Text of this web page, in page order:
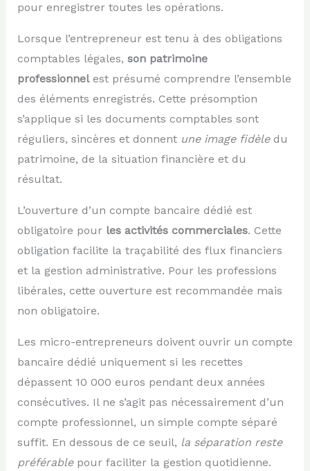
pour enregistrer toutes les opérations.
Lorsque l’entrepreneur est tenu à des obligations
comptables légales, son patrimoine
professionnelest présumé comprendre l’ensemble
des éléments enregistrés. Cette présomption
s’applique si les documents comptables sont
réguliers, sincères et donnent une image fidèledu
patrimoine, de la situation financière et du
résultat.
L’ouverture d’un compte bancaire dédié est
obligatoire pour les activités commerciales. Cette
obligation facilite la traçabilité des flux financiers
et la gestion administrative. Pour les professions
libérales, cette ouverture est recommandée mais
non obligatoire.
Les micro-entrepreneurs doivent ouvrir un compte
bancaire dédié uniquement si les recettes
dépassent 10 000 euros pendant deux années
consécutives. Il ne s’agit pas nécessairement d’un
compte professionnel, un simple compte séparé
suffit. En dessous de ce seuil, la séparation reste
préférablepour faciliter la gestion quotidienne.